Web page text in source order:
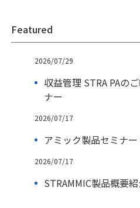
Featured
2026/07/29
収益管理 STRA PAの
ナー
2026/07/17
アミック製品セミナ
2026/07/17
STRAMMIC製品概要